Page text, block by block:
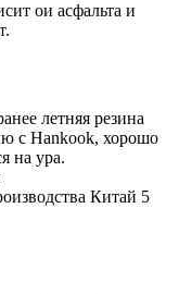
ои асфальта и
летняя резина
с Hankook, хорошо
на ура.
Китай 5